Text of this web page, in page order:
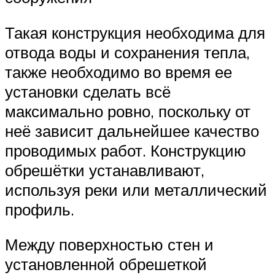
Такая конструкция необходима для
отвода воды и сохранения тепла,
также необходимо во время ее
установки сделать всё
максимально ровно, поскольку от
неё зависит дальнейшее качество
проводимых работ. Конструкцию
обрешётки устанавливают,
используя реки или металлический
профиль.
Между поверхностью стен и
установленной обрешеткой